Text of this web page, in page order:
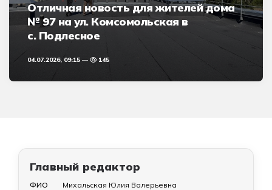
Отличная новость для жителей дома
№ 97 на ул. Комсомольская в
с. Подлесное
04.07.2026, 09:15 145
Главный редактор
ФИО
Михальская Юлия Валерьевна